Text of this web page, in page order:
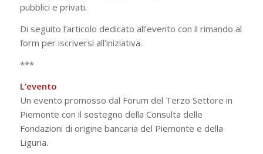
pubblici e privati.
Di seguito l’articolo dedicato all’evento con il rimando al
form per iscriversi all’iniziativa.
***
L’evento
Un evento promosso dal Forum del Terzo Settore in
Piemonte con il sostegno della Consulta delle
Fondazioni di origine bancaria del Piemonte e della
Liguria.